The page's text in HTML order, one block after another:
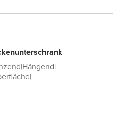
|Hängend|
|